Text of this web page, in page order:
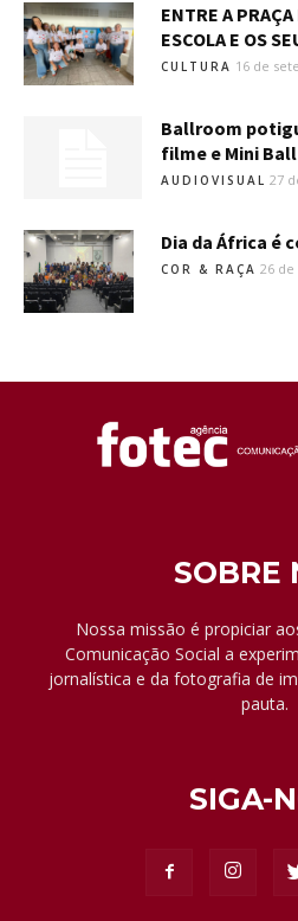
ENTRE A
ESCOLA E OS
CULTURA 16 de
Ballroom
filme e Mini
AUDIOVISUAL 27
Dia da África é
COR & RAÇA 26 de
SOBRE
Nossa missão é propiciar
Comunicação Social a
jornalística e da fotografia de
pauta.
SIGA-